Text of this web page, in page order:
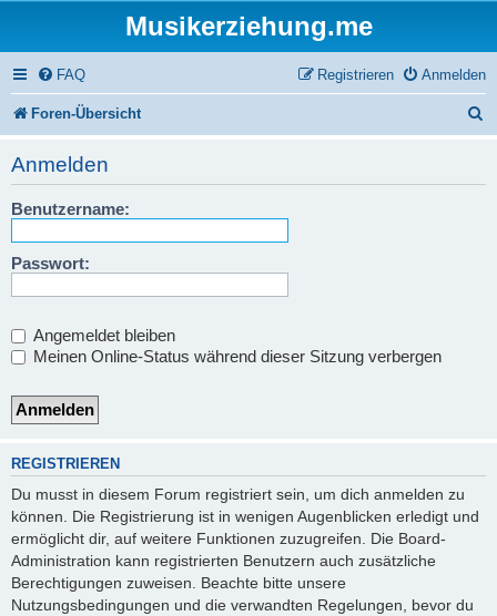
Musikerziehung.me
FAQ Anmelden
Registrieren
Foren-Übersicht
Anmelden
Benutzername:
Passwort:
Angemeldet bleiben
Meinen Online-Status während dieser Sitzung verbergen
REGISTRIEREN
Du musst in diesem Forum registriert sein, um dich anmelden zu
können. Die Registrierung ist in wenigen Augenblicken erledigt und
ermöglicht dir, auf weitere Funktionen zuzugreifen. Die Board-
Administration kann registrierten Benutzern auch zusätzliche
Berechtigungen zuweisen. Beachte bitte unsere
Nutzungsbedingungen und die verwandten Regelungen, bevor du